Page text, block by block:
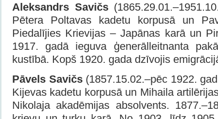
Aleksandrs Savičs
Pētera Poltavas kadetu korpusā un
Piedalījies Krievijas – Japānas karā un
1917. gadā ieguva ģenerālleitnanta
kustībā. Kopš 1920. gada dzīvojis
Pāvels Savičs(1857.15.02.–pēc 1922.
Kijevas kadetu korpusā un Mihaila
Nikolaja akadēmijas absolvents.